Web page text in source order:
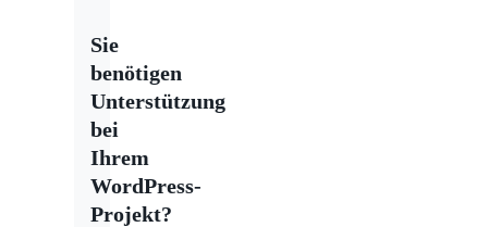
Sie
benötigen
Unterstützung
bei
Ihrem
WordPress-
Projekt?